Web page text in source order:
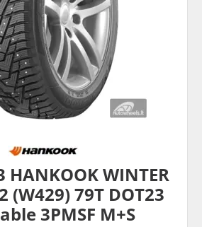
HANKOOK WINTER
(W429) 79T DOT23
3PMSF M+S